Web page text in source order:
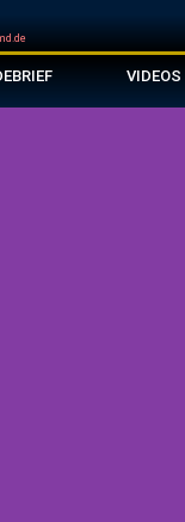
VIDEOS